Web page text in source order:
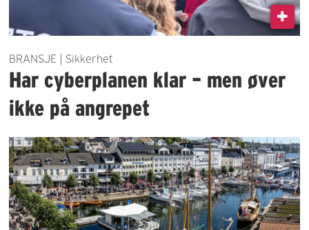
BRANSJE | Sikkerhet
Har cyberplanen klar – men øver
ikke på angrepet